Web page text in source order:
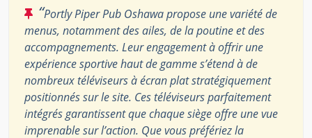
“Portly Piper Pub Oshawa propose une variété de
menus, notamment des ailes, de la poutine et des
accompagnements. Leur engagement à offrir une
expérience sportive haut de gamme s’étend à de
nombreux téléviseurs à écran plat stratégiquement
positionnés sur le site. Ces téléviseurs parfaitement
intégrés garantissent que chaque siège offre une vue
imprenable sur l’action. Que vous préfériez la